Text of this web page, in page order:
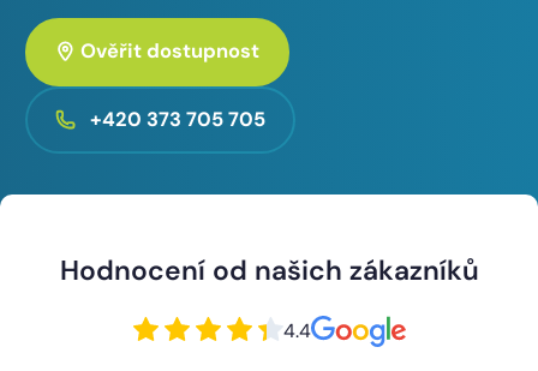
Ověřit dostupnost
+420 373 705 705
Hodnocení od našich zákazníků
4.4